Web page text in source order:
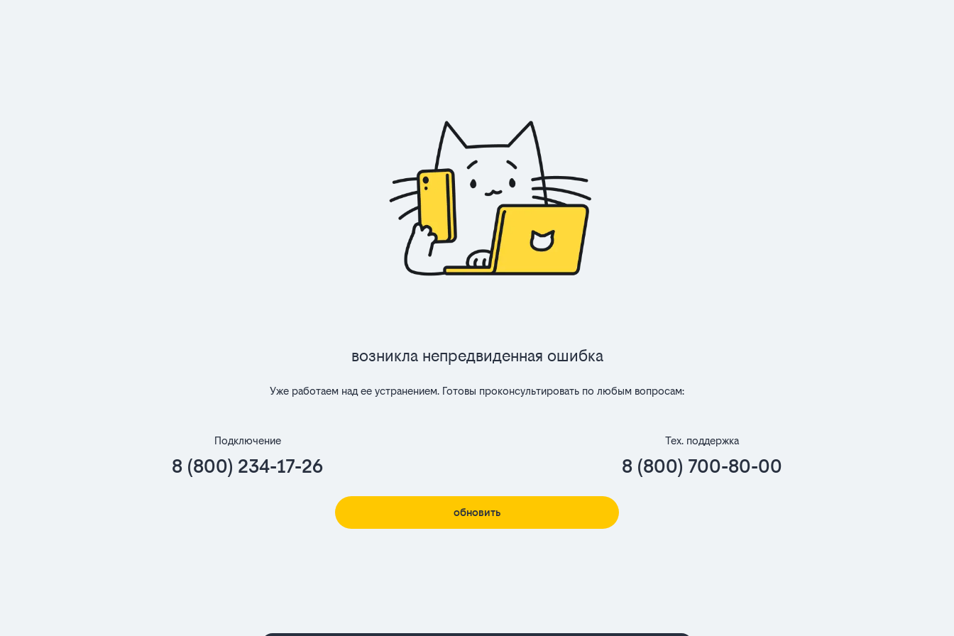
Возникла непредвиденная ошибка
Уже работаем над ее устранением. Готовы проконсультировать по любым вопросам:
Подключение
8 (800) 234-17-26
Тех. поддержка
8 (800) 700-80-00
обновить